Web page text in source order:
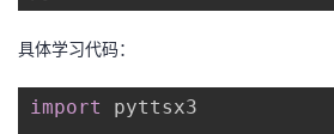
的
我
学
持
具体学习代码：
import pyttsx3